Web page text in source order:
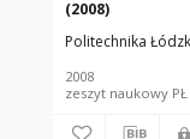
(2008)
Politechnika
2008